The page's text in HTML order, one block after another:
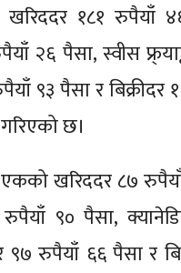
खरिददर १८१ रुपैयाँ
२६ पैसा, स्वीस
९३ पैसा र बिक्रीदर
छ।
एकको खरिददर ८७
रुपैयाँ ९० पैसा,
रुपैयाँ ६६ पैसा र